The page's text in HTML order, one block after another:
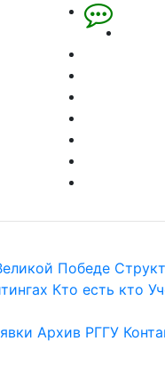
Победе
Кто есть кто
Архив РГГУ